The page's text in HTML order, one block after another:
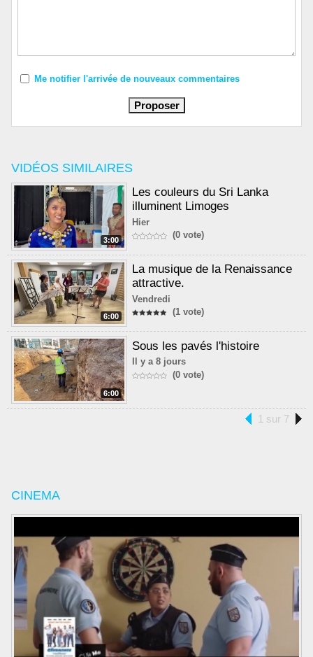
VIDÉOS SIMILAIRES
3:00
Les couleurs du Sri Lanka
illuminent Limoges
Hier
(0 vote)
6:00
La musique de la Renaissance
attractive.
Vendredi
(1 vote)
6:00
Sous les pavés l'histoire
Il y a 8 jours
(0 vote)
1 sur 7
CINEMA
Me notifier l'arrivée de nouveaux commentaires